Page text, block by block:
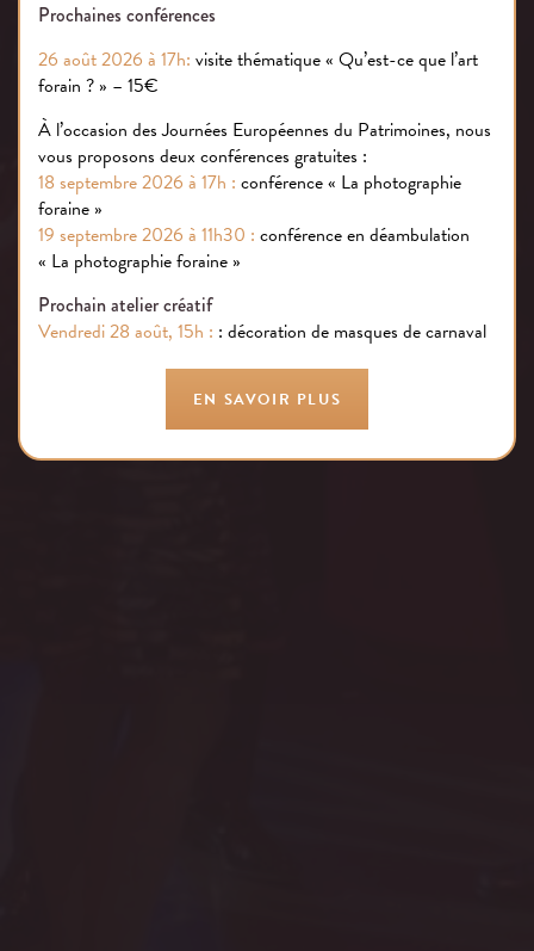
Prochaines conférences
26 août 2026 à 17h: visite thématique « Qu’est-ce que l’art
forain ? » – 15€
À l’occasion des Journées Européennes du Patrimoines, nous
vous proposons deux conférences gratuites :
18 septembre 2026 à 17h : conférence « La photographie
foraine »
19 septembre 2026 à 11h30 : conférence en déambulation
« La photographie foraine »
Prochain atelier créatif
Vendredi 28 août, 15h : : décoration de masques de carnaval
EN SAVOIR PLUS